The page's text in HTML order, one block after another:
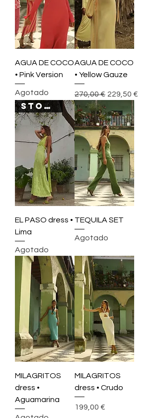
AGUA DE COCO
• Pink Version
Agotado
AGUA DE COCO
• Yellow Gauze
Precio
270,00 € Precio de
229,50 €
STOCK SALES
EL PASO dress •
Lima
Agotado
TEQUILA SET
Agotado
MILAGRITOS
dress •
Aguamarina
MILAGRITOS
dress • Crudo
Precio
199,00 €